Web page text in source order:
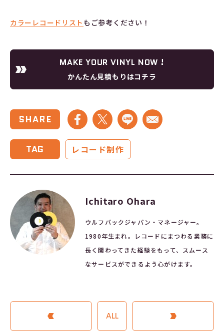
カラーレコードリスト もご参考ください！
MAKE YOUR VINYL NOW !
かんたん見積もりはコチラ
SHARE
TAG レコード制作
Ichitaro Ohara
ウルフパックジャパン・マネージャー。
1980年生まれ。レコードにまつわる業務に
長く関わってきた経験をもって、スムース
なサービスができるよう心がけます。
PREVIOUS ARTICLE ALL NEXT ARTICLE